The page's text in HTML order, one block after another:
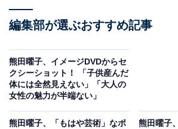
編集部が選ぶおすすめ記事
熊田曜子、イメージDVDからセ
クシーショット！ 「子供産んだ
体には全然見えない」「大人の
女性の魅力が半端ない」
熊田曜子、「もはや芸術」なポ
熊田曜子